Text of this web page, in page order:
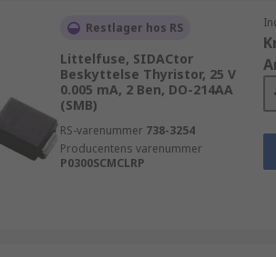
Restlager hos RS
Littelfuse, SIDACtor
Beskyttelse Thyristor, 25 V
0.005 mA, 2 Ben, DO-214AA
(SMB)
RS-varenummer 738-3254
Producentens varenummer
P0300SCMCLRP